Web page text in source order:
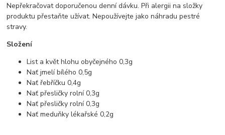
Nepřekračovat doporučenou denní dávku. Při alergii na složky
produktu přestaňte užívat. Nepoužívejte jako náhradu pestré
stravy.
Složení
List a květ hlohu obyčejného 0,3g
Nať jmelí bílého 0,5g
Nať řebříčku 0,4g
Nať přesličky rolní 0,3g
Nať přesličky rolní 0,3g
Nať meduňky lékařské 0,2g